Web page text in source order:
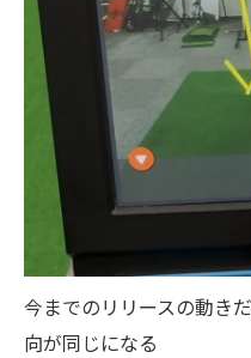
今までのリリースの動き
向が同じになる